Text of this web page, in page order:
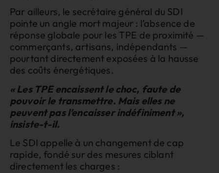
Par ailleurs, le secrétaire général du SDI
pointe un angle mort majeur : l’absence de
réponse globale pour les TPE de proximité —
commerçants, artisans, indépendants —
pourtant directement exposées à la hausse
des coûts énergétiques.
« Les TPE encaissent le choc, faute de
pouvoir le transmettre. Mais elles ne
peuvent pas l’encaisser indéfiniment »,
insiste-t-il.
Le SDI appelle à un changement de cap
rapide, fondé sur des mesures ciblant
directement les charges :